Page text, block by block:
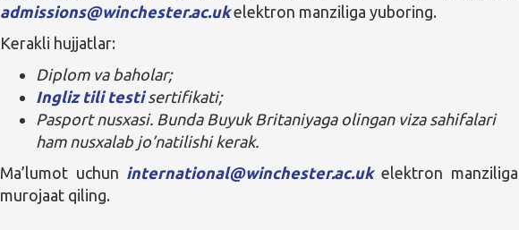
admissions@winchester.ac.ukelektron manziliga yuboring.
Kerakli hujjatlar:
Diplom va baholar;
Ingliz tili testisertifikati;
Pasport nusxasi. Bunda Buyuk Britaniyaga olingan viza sahifalari
ham nusxalab jo’natilishi kerak.
Ma’lumot uchun international@winchester.ac.ukelektron manziliga
murojaat qiling.